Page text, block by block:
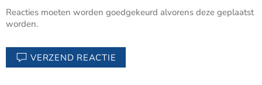
Reacties moeten worden goedgekeurd alvorens deze geplaatst
worden.
VERZEND REACTIE